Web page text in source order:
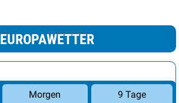
EUROPAWETTER
Morgen 9 Tage